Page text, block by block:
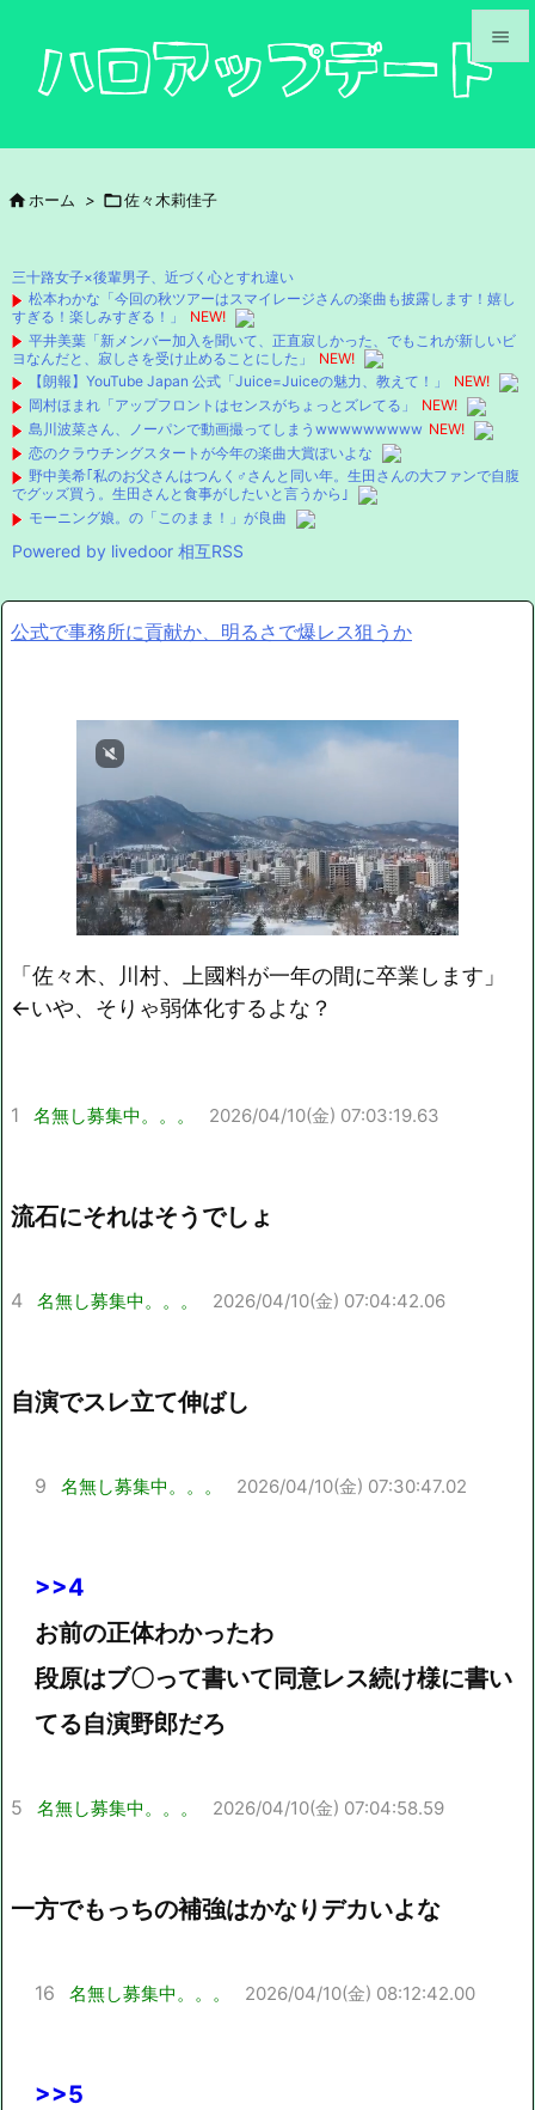



次へ

 ホーム > 佐々木莉佳子
三十路女子×後輩男子、近づく心とすれ違い
松本わかな「今回の秋ツアーはスマイレージさんの楽曲も披露します！嬉し
すぎる！楽しみすぎる！」
NEW!
平井美葉「新メンバー加入を聞いて、正直寂しかった、でもこれが新しいビ
ヨなんだと、寂しさを受け止めることにした」
NEW!
【朗報】YouTube Japan 公式「Juice=Juiceの魅力、教えて！」
NEW!
岡村ほまれ「アップフロントはセンスがちょっとズレてる」
NEW!
島川波菜さん、ノーパンで動画撮ってしまうwwwwwwwww NEW!
恋のクラウチングスタートが今年の楽曲大賞ぽいよな
野中美希｢私のお父さんはつんく♂さんと同い年。生田さんの大ファンで自腹
でグッズ買う。生田さんと食事がしたいと言うから｣
モーニング娘。の「このまま！」が良曲
Powered by livedoor 相互RSS
公式で事務所に貢献か、明るさで爆レス狙うか
「佐々木、川村、上國料が一年の間に卒業します」
←いや、そりゃ弱体化するよな？
1 名無し募集中。。。 2026/04/10(金) 07:03:19.63
流石にそれはそうでしょ
4 名無し募集中。。。 2026/04/10(金) 07:04:42.06
自演でスレ立て伸ばし
9 名無し募集中。。。 2026/04/10(金) 07:30:47.02
>>4
お前の正体わかったわ
段原はブ〇って書いて同意レス続け様に書い
てる自演野郎だろ
5 名無し募集中。。。 2026/04/10(金) 07:04:58.59
一方でもっちの補強はかなりデカいよな
16 名無し募集中。。。 2026/04/10(金) 08:12:42.00
>>5